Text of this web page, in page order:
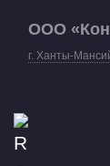
ООО
г. Ханты-